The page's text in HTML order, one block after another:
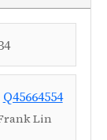
Q45664554
Frank Lin